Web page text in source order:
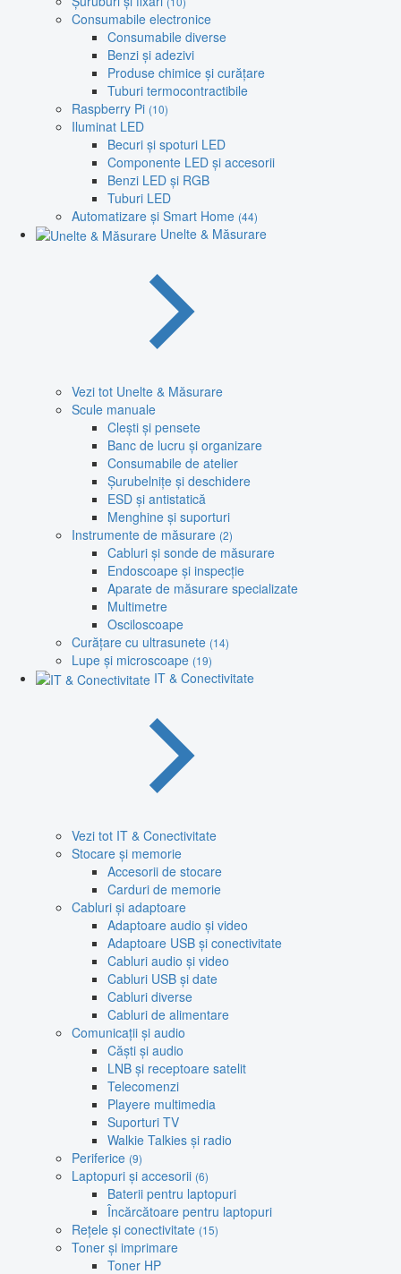
Consumabile electronice
Consumabile diverse
Benzi și adezivi
Produse chimice și curățare
Tuburi termocontractibile
Raspberry Pi (10)
Iluminat LED
Becuri și spoturi LED
Componente LED și accesorii
Benzi LED și RGB
Tuburi LED
Automatizare și Smart Home (44)
Unelte & Măsurare
Vezi tot Unelte & Măsurare
Scule manuale
Clești și pensete
Banc de lucru și organizare
Consumabile de atelier
Șurubelnițe și deschidere
ESD și antistatică
Menghine și suporturi
Instrumente de măsurare (2)
Cabluri și sonde de măsurare
Endoscoape și inspecție
Aparate de măsurare specializate
Multimetre
Osciloscoape
Curățare cu ultrasunete (14)
Lupe și microscoape (19)
IT & Conectivitate
Vezi tot IT & Conectivitate
Stocare și memorie
Accesorii de stocare
Carduri de memorie
Cabluri și adaptoare
Adaptoare audio și video
Adaptoare USB și conectivitate
Cabluri audio și video
Cabluri USB și date
Cabluri diverse
Cabluri de alimentare
Comunicații și audio
Căști și audio
LNB și receptoare satelit
Telecomenzi
Playere multimedia
Suporturi TV
Walkie Talkies și radio
Periferice (9)
Laptopuri și accesorii (6)
Baterii pentru laptopuri
Încărcătoare pentru laptopuri
Rețele și conectivitate (15)
Toner și imprimare
Toner HP